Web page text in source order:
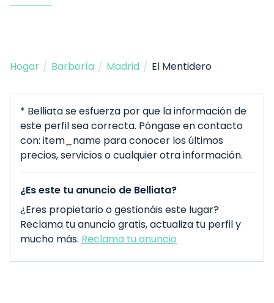
Hogar / Barbería / Madrid / El Mentidero
* Belliata se esfuerza por que la información de
este perfil sea correcta. Póngase en contacto
con: item_name para conocer los últimos
precios, servicios o cualquier otra información.
¿Es este tu anuncio de Belliata?
¿Eres propietario o gestionáis este lugar?
Reclama tu anuncio gratis, actualiza tu perfil y
mucho más. Reclama tu anuncio